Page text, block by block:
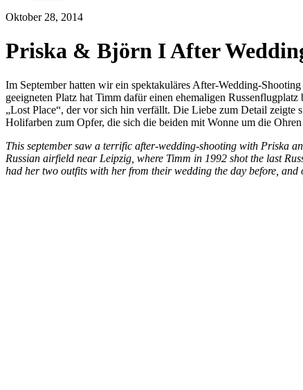
Oktober 28, 2014
Priska & Björn I After
Im September hatten wir ein spektakuläres After-Wedding-
geeigneten Platz hat Timm dafür einen ehemaligen
„Lost Place“, der vor sich hin verfällt. Die Liebe zum Detail zeigte
Holifarben zum Opfer, die sich die beiden mit Wonne um die
This september saw a terrific after-wedding-shooting with Priska
Russian airfield near Leipzig, where Timm in 1992 shot the last
had her two outfits with her from their wedding the day before,